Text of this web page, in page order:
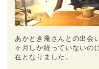
あかとき庵さんとの出会
ヶ月しか経っていないの
在となりました。